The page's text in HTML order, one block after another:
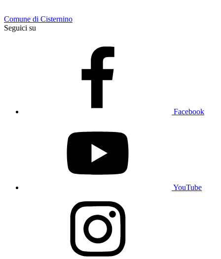
Comune di Cisternino
Seguici su
Facebook
YouTube